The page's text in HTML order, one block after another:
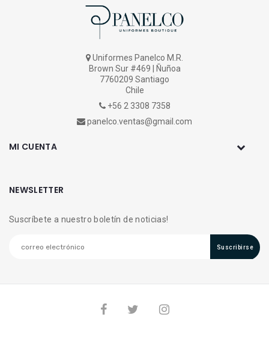
Uniformes Panelco M.R.
Brown Sur #469 | Ñuñoa
7760209 Santiago
Chile
+56 2 3308 7358
panelco.ventas@gmail.com
MI CUENTA
NEWSLETTER
Suscríbete a nuestro boletín de noticias!
Suscribirse